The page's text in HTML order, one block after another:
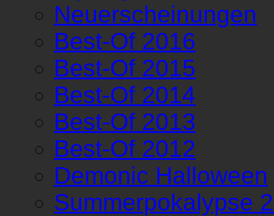
Neuerscheinungen
Best-Of 2016
Best-Of 2015
Best-Of 2014
Best-Of 2013
Best-Of 2012
Demonic Halloween
Summerpokalypse